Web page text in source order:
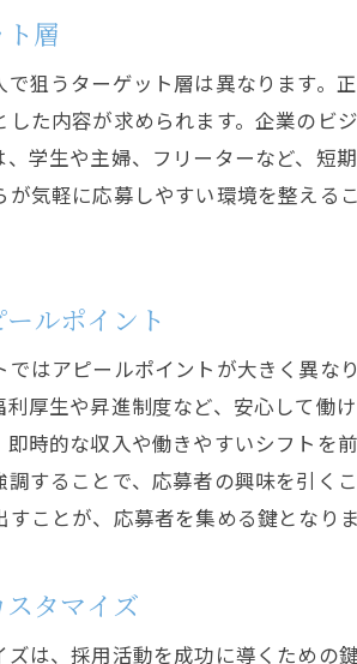
層
狙うターゲット層は異なります
た内容が求められます。企業のビ
学生や主婦、フリーターなど、
気軽に応募しやすい環境を整え
ルポイント
はアピールポイントが大きく異
厚生や昇進制度など、安心して
時的な収入や働きやすいシフト
することで、応募者の興味を引
ことが、応募者を集める鍵となりま
タマイズ
は、採用活動を成功に導くため